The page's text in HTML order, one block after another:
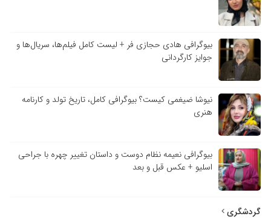
بیوگرافی هادی حجازی فر + لیست کامل فیلم‌ها، سریال‌ها و
جوایز کارگردانی
نیوشا ضیغمی کیست؟ بیوگرافی کامل، تاریخ تولد و کارنامه
هنری
بیوگرافی نعیمه نظام دوست و داستان تغییر چهره با جراحی
اسلیو + عکس قبل و بعد
گردشگری